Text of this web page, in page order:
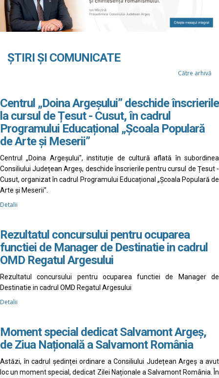
ȘTIRI ȘI COMUNICATE
Către arhivă
Centrul „Doina Argeșului” deschide înscrierile
la cursul de Țesut - Cusut, în cadrul
Programului Educațional „Școala Populară
de Arte și Meserii”
Centrul „Doina Argeșului", instituție de cultură aflată în subordinea
Consiliului Județean Argeș, deschide înscrierile pentru cursul de Țesut -
Cusut, organizat în cadrul Programului Educațional „Școala Populară de
Arte și Meserii".
Detalii
Rezultatul concursului pentru ocuparea
functiei de Manager de Destinatie in cadrul
OMD Regatul Argesului
Rezultatul concursului pentru ocuparea functiei de Manager de
Destinatie in cadrul OMD Regatul Argesului
Detalii
Moment special dedicat Salvamont Argeș,
de Ziua Națională a Salvamont România
Astăzi, în cadrul ședinței ordinare a Consiliului Județean Argeș a avut
loc un moment special, dedicat Zilei Naționale a Salvamont România. În